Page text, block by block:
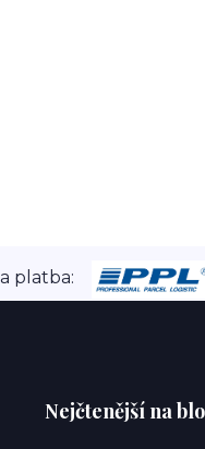
Nejčtenější na